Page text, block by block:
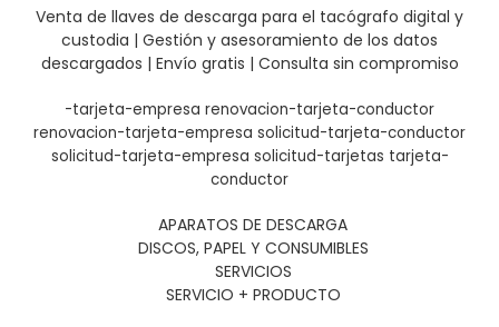
Venta de llaves de descarga para el tacógrafo digital y
custodia | Gestión y asesoramiento de los datos
descargados | Envío gratis | Consulta sin compromiso
-tarjeta-empresa renovacion-tarjeta-conductor
renovacion-tarjeta-empresa solicitud-tarjeta-conductor
solicitud-tarjeta-empresa solicitud-tarjetas tarjeta-
conductor
APARATOS DE DESCARGA
DISCOS, PAPEL Y CONSUMIBLES
SERVICIOS
SERVICIO + PRODUCTO